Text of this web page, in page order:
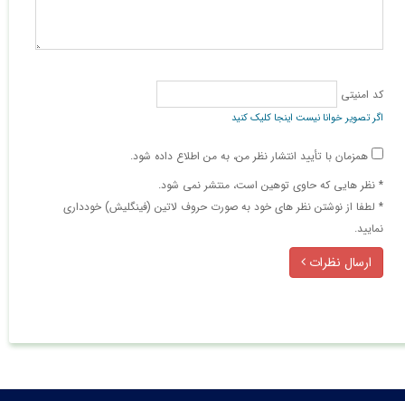
کد امنیتی
اگر تصویر خوانا نیست اینجا کلیک کنید
همزمان با تأیید انتشار نظر من، به من اطلاع داده شود.
* نظر هایی كه حاوی توهین است، منتشر نمی شود.
* لطفا از نوشتن نظر های خود به صورت حروف لاتین (فینگلیش) خودداری
نمایید.
ارسال نظرات